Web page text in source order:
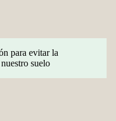
para evitar la
suelo